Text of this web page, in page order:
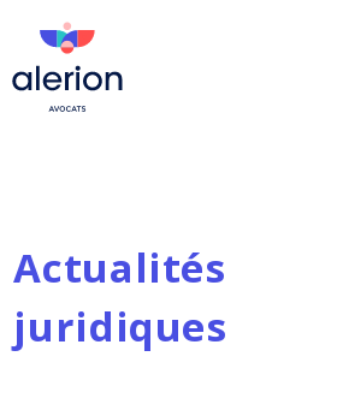
Actualités
juridiques